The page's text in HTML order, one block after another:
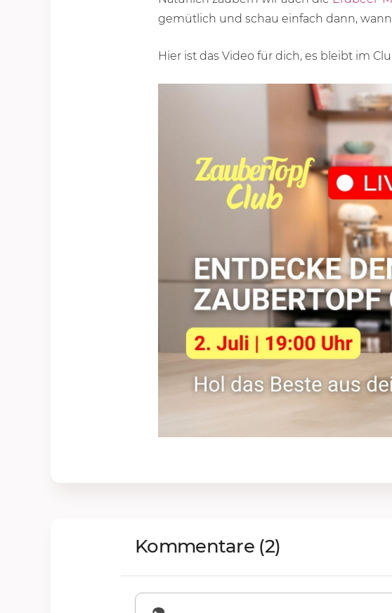
gemütlich und schau einfach dann,
Hier ist das Video für dich, es bleibt im
Kommentare (2)